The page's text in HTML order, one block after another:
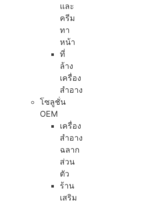
และ
ครีม
ทา
หน้า
ที่
ล้าง
เครื่อง
สำอาง
โซลูชั่น
OEM
เครื่อง
สำอาง
ฉลาก
ส่วน
ตัว
ร้าน
เสริม